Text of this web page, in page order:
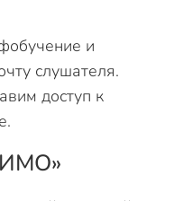
и
слушателя.
доступ к